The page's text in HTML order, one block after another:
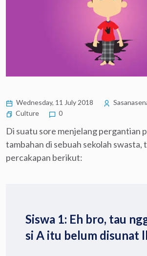
Wednesday, 11 July 2018
Culture
0
Di suatu sore menjelang pergantian
tambahan di sebuah sekolah swasta,
percakapan berikut:
Siswa 1: Eh bro, tau
si A itu belum disunat